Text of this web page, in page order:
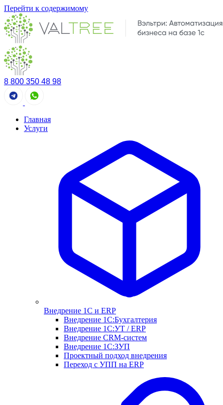
Перейти к содержимому
8 800 350 48 98
Главная
Услуги
Внедрение 1С и ERP
Внедрение 1С:Бухгалтерия
Внедрение 1С:УТ / ERP
Внедрение CRM-систем
Внедрение 1С:ЗУП
Проектный подход внедрения
Переход с УПП на ERP